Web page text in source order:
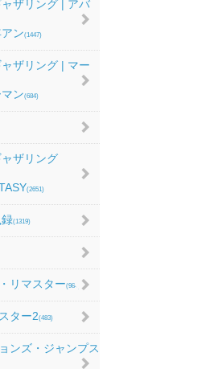
ザリング | アバ
ン(1447)
ザリング | マー
ン(684)
ザリング
(2651)
(1319)
リマスター(984)
ター2(483)
ンズ・ジャンプス